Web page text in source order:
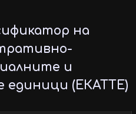
на
и
(ЕКАТТЕ)